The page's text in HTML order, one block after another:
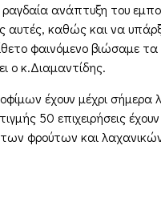
ανάπτυξη του
καθώς και να
φαινόμενο βιώσαμε
ο κ.Διαμαντίδης.
έχουν μέχρι
50 επιχειρήσεις
των φρούτων και